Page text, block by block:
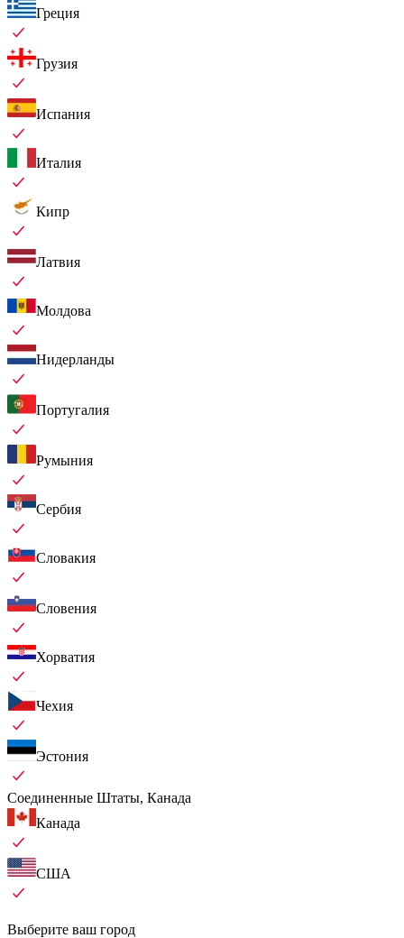
Греция
Грузия
Испания
Италия
Кипр
Латвия
Молдова
Нидерланды
Португалия
Румыния
Сербия
Словакия
Словения
Хорватия
Чехия
Эстония
Соединенные Штаты, Канада
Канада
США
Выберите ваш город